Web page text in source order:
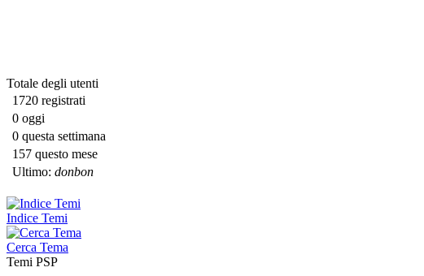
Totale degli utenti
1720 registrati
0 oggi
0 questa settimana
157 questo mese
Ultimo: donbon
Indice Temi
Cerca Tema
Temi PSP